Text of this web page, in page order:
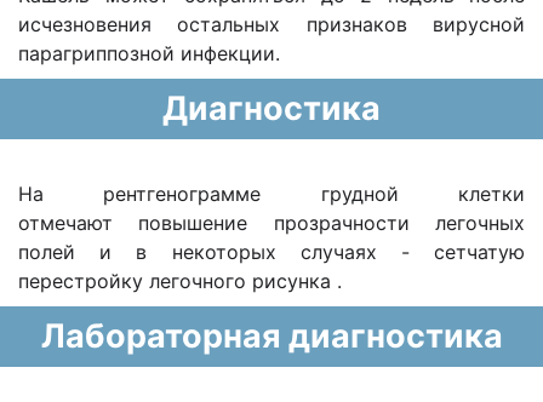
исчезновения остальных признаков вирусной
парагриппозной инфекции.
Диагностика
На рентгенограмме грудной клетки
отмечают повышение прозрачности легочных
полей и в некоторых случаях - сетчатую
перестройку легочного рисунка .
Лабораторная диагностика